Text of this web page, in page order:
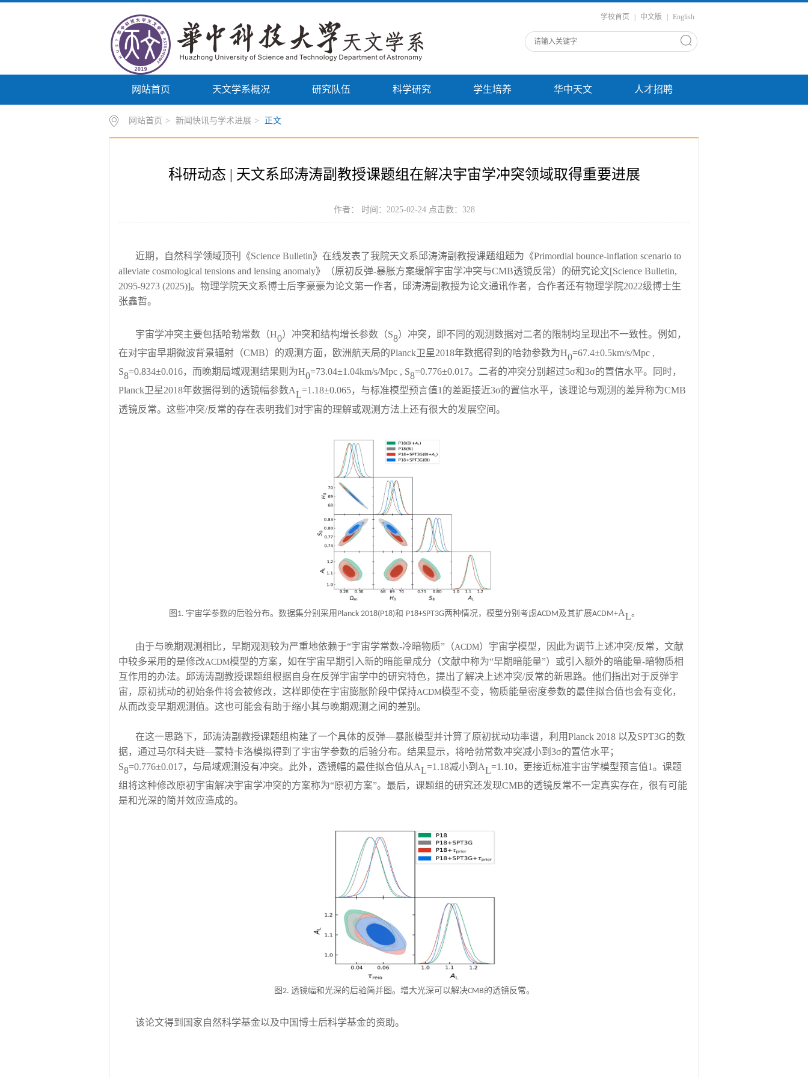
学校首页 中文版 English
网站首页 天文学系概况 研究队伍 科学研究 学生培养 华中天文 人才招聘
网站首页 > 新闻快讯与学术进展 > 正文
科研动态 | 天文系邱涛涛副教授课题组在解决宇宙学冲突领域取得重要进展
作者： 时间：2025-02-24 点击数： 328
近期，自然科学领域顶刊《Science Bulletin》在线发表了我院天文系邱涛涛副教授课题组题为《Primordial bounce-inflation scenario to
alleviate cosmological tensions and lensing anomaly》（原初反弹-暴胀方案缓解宇宙学冲突与CMB透镜反常）的研究论文[Science Bulletin,
2095-9273 (2025)]。物理学院天文系博士后李豪豪为论文第一作者，邱涛涛副教授为论文通讯作者，合作者还有物理学院2022级博士生
张鑫哲。
宇宙学冲突主要包括哈勃常数（H0）冲突和结构增长参数（S8）冲突，即不同的观测数据对二者的限制均呈现出不一致性。例如，
在对宇宙早期微波背景辐射 （CMB） 的观测方面，欧洲航天局的Planck卫星2018年数据得到的哈勃参数为H0=67.4±0.5km/s/Mpc ,
S8=0.834±0.016， 而晚期局域观测结果则为H0=73.04±1 .04km/s/Mpc , S8=0.776±0.01 7。二者的冲突分别超过5σ和3σ的置信水平。同时，
Planck卫星2018年数据得到的透镜幅参数AL=1.18±0.065，与标准模型预言值1的差距接近3σ的置信水平，该理论与观测的差异称为CMB
透镜反常。这些冲突/反常的存在表明我们对宇宙的理解或观测方法上还有很大的发展空间。
图 1. 宇宙学参数的后验分布。数据集分别采用 Planck 2018(P18)和 P18+SPT3G两种情况，模型分别考虑ACDM及其扩展ACDM+AL。
由于与晚期观测相比，早期观测较为严重地依赖于“宇宙学常数-冷暗物质”（ACDM）宇宙学模型，因此为调节上述冲突/反常，文献
中较多采用的是修改ACDM模型的方案，如在宇宙早期引入新的暗能量成分（文献中称为“早期暗能量”）或引入额外的暗能量-暗物质相
互作用的办法。邱涛涛副教授课题组根据自身在反弹宇宙学中的研究特色，提出了解决上述冲突/反常的新思路。他们指出对于反弹宇
宙，原初扰动的初始条件将会被修改，这样即使在宇宙膨胀阶段中保持ACDM模型不变，物质能量密度参数的最佳拟合值也会有变化，
从而改变早期观测值。这也可能会有助于缩小其与晚期观测之间的差别。
在这一思路下，邱涛涛副教授课题组构建了一个具体的反弹—暴胀模型并计算了原初扰动功率谱，利用Planck 2018 以及SPT3G的数
据，通过马尔科夫链—蒙特卡洛模拟得到了宇宙学参数的后验分布。结果显示，将哈勃常数冲突减小到 3σ的置信水平；
S8=0.776±0.01 7，与局域观测没有冲突。此外，透镜幅的最佳拟合值从AL=1.18减小到AL=1.10，更接近标准宇宙学模型预言值1。课题
组将这种修改原初宇宙解决宇宙学冲突的方案称为“原初方案”。最后，课题组的研究还发现CMB的透镜反常不一定真实存在，很有可能
是和光深的简并效应造成的。
图2. 透镜幅和光深的后验简并图。增大光深可以解决CMB的透镜反常。
该论文得到国家自然科学基金以及中国博士后科学基金的资助。